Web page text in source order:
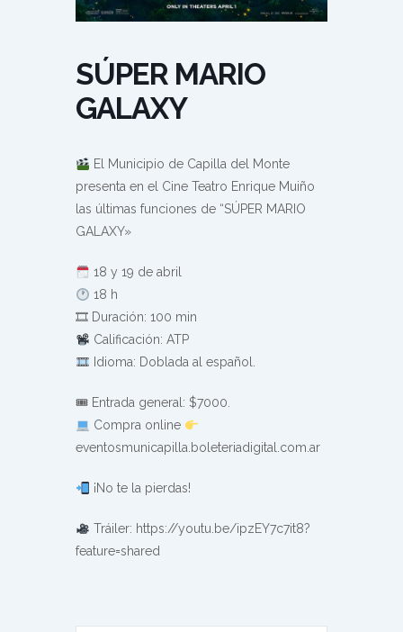
SÚPER MARIO
GALAXY
El Municipio de Capilla del Monte
presenta en el Cine Teatro Enrique Muiño
las últimas funciones de “SÚPER MARIO
GALAXY»
18 y 19 de abril
18 h
🎞 Duración: 100 min
Calificación: ATP
Idioma: Doblada al español.
🎟 Entrada general: $7000.
Compra online
eventosmunicapilla.boleteriadigital.com.ar
¡No te la pierdas!
Tráiler: https://youtu.be/ipzEY7c7it8?
feature=shared